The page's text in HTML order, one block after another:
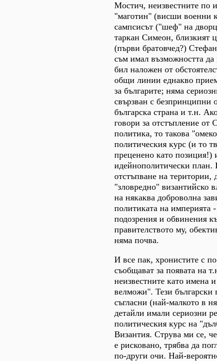
Мостич, неизвестните по
"маготин" (висши военни
сампсисът ("шеф" на
таркан Симеон, близкият
(първи братовчед?)
съм имал възможността да
бил наложен от
общи линии еднакво
за българите; няма
свързван с безпринципни
българска страна и т.н.
говори за отстъпление от
политика, то такова
политическия курс (и то
преценено като позиция!)
идейнополитически план.
отстъпване на територии,
"зловредно" византийско
на някаква доброволна
политиката на империята
подозрения и обвинения
правителството му,
няма почва.
И все пак, хронистите с
съобщават за появата на
неизвестните като имена
велможи". Тези български
съгласни (най-малкото в
детайли имали сериозни
политическия курс на
Византия. Струва ми се,
е рисковано, трябва да
по-други очи. Най-